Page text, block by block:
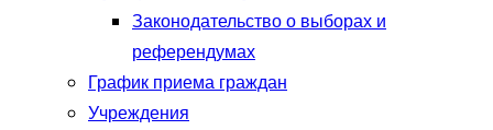
Законодательство о выборах и
референдумах
График приема граждан
Учреждения